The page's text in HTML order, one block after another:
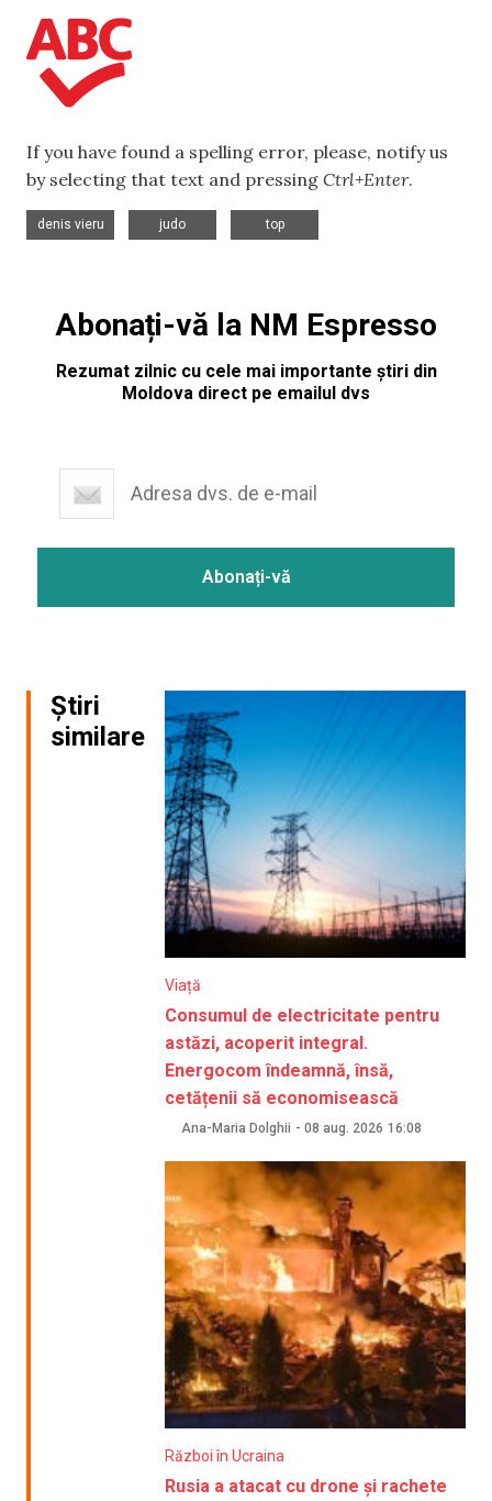
If you have found a spelling error, please, notify us
by selecting that text and pressing Ctrl+Enter.
denis vieru
judo
top
Abonați-vă la NM Espresso
Rezumat zilnic cu cele mai importante știri din
Moldova direct pe emailul dvs
Știri
similare
Viață
Consumul de electricitate pentru
astăzi, acoperit integral.
Energocom îndeamnă, însă,
cetățenii să economisească
Ana-Maria Dolghii - 08 aug. 2026 16:08
Război în Ucraina
Rusia a atacat cu drone și rachete